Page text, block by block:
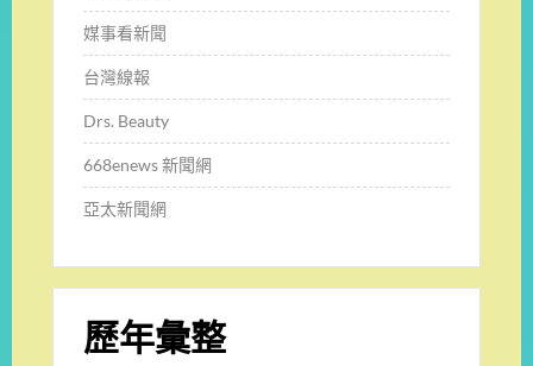
媒事看新聞
台灣線報
Drs. Beauty
668enews 新聞網
亞太新聞網
歷年彙整